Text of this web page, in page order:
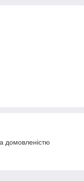
домовленістю